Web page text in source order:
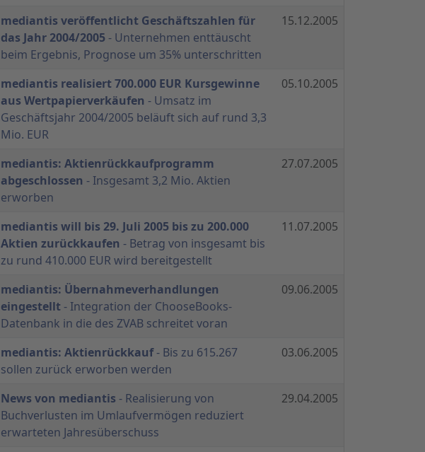
mediantis veröffentlicht Geschäftszahlen für
das Jahr 2004/2005 - Unternehmen enttäuscht
beim Ergebnis, Prognose um 35% unterschritten
15.12.2005
mediantis realisiert 700.000 EUR Kursgewinne
aus Wertpapierverkäufen - Umsatz im
Geschäftsjahr 2004/2005 beläuft sich auf rund 3,3
Mio. EUR
05.10.2005
mediantis: Aktienrückkaufprogramm
abgeschlossen - Insgesamt 3,2 Mio. Aktien
erworben
27.07.2005
mediantis will bis 29. Juli 2005 bis zu 200.000
Aktien zurückkaufen - Betrag von insgesamt bis
zu rund 410.000 EUR wird bereitgestellt
11.07.2005
mediantis: Übernahmeverhandlungen
eingestellt - Integration der ChooseBooks-
Datenbank in die des ZVAB schreitet voran
09.06.2005
mediantis: Aktienrückkauf- Bis zu 615.267
sollen zurück erworben werden
03.06.2005
News von mediantis - Realisierung von
Buchverlusten im Umlaufvermögen reduziert
erwarteten Jahresüberschuss
29.04.2005